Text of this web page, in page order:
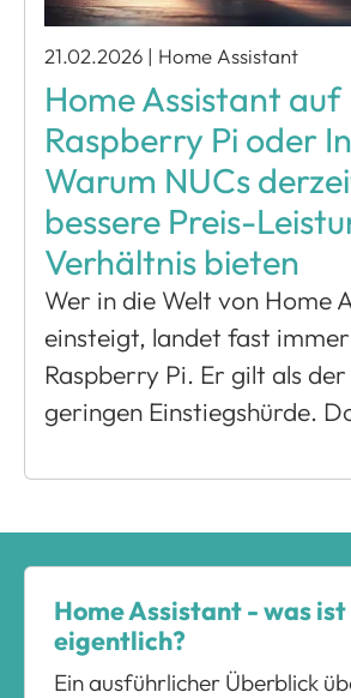
21.02.2026 | Home Assistant
Home Assistant auf
Raspberry Pi oder
Warum NUCs
bessere Preis-
Verhältnis bieten
Wer in die Welt von Home
einsteigt, landet fast
Raspberry Pi. Er gilt als
geringen Einstiegshürde.
Home Assistant - was ist
eigentlich?
Ein ausführlicher Überblick